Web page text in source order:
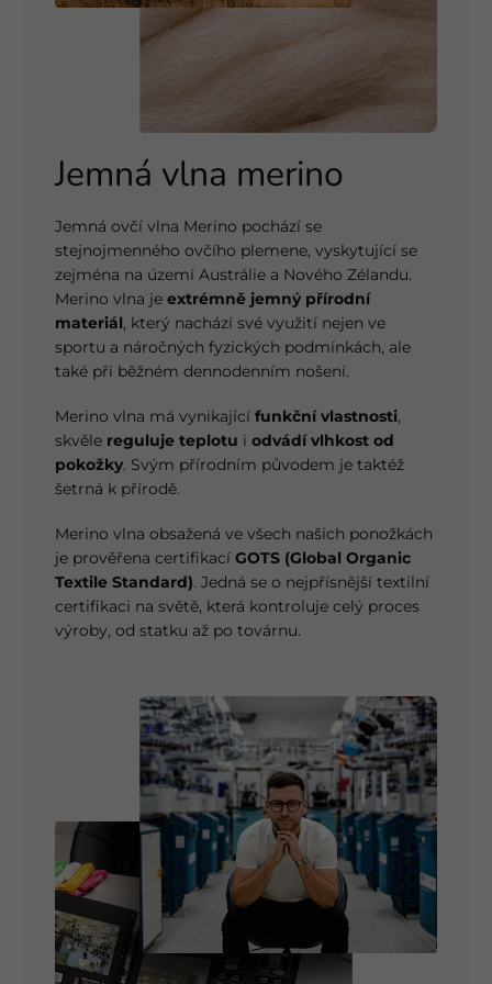
Jemná vlna merino
Jemná ovčí vlna Merino pochází se
stejnojmenného ovčího plemene, vyskytující se
zejména na území Austrálie a Nového Zélandu.
Merino vlna je extrémně jemný přírodní
materiál, který nachází své využití nejen ve
sportu a náročných fyzických podmínkách, ale
také při běžném dennodenním nošení.
Merino vlna má vynikající funkční vlastnosti,
skvěle reguluje teplotu i odvádí vlhkost od
pokožky. Svým přírodním původem je taktéž
šetrná k přírodě.
Merino vlna obsažená ve všech našich ponožkách
je prověřena certifikací GOTS (Global Organic
Textile Standard). Jedná se o nejpřísnější textilní
certifikaci na světě, která kontroluje celý proces
výroby, od statku až po továrnu.